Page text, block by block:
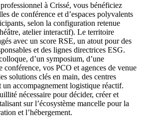
à Crissé, vous bénéficiez
de conférence et d’espaces polyvalents
selon la configuration retenue
atelier interactif). Le territoire
avec un score RSE, un atout pour des
et des lignes directrices ESG.
d’un symposium, d’une
conférence, vos PCO et agences de venue
solutions clés en main, des centres
un accompagnement logistique réactif.
nécessaire pour décider, créer et
sur l’écosystème mancelle pour la
et l’hébergement.